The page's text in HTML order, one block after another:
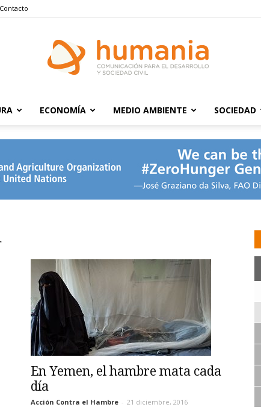
Contacto
ECONOMÍA MEDIO AMBIENTE SOCIEDAD
En Yemen, el hambre mata cada
día
Acción Contra el Hambre - 21 diciembre, 2016